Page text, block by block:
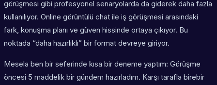
görüşmesi gibi profesyonel senaryolarda da giderek daha fazla
kullanılıyor. Online görüntülü chat ile iş görüşmesi arasındaki
fark, konuşma planı ve güven hissinde ortaya çıkıyor. Bu
noktada “daha hazırlıklı” bir format devreye giriyor.
Mesela ben bir seferinde kısa bir deneme yaptım: Görüşme
öncesi 5 maddelik bir gündem hazırladım. Karşı tarafla birebir